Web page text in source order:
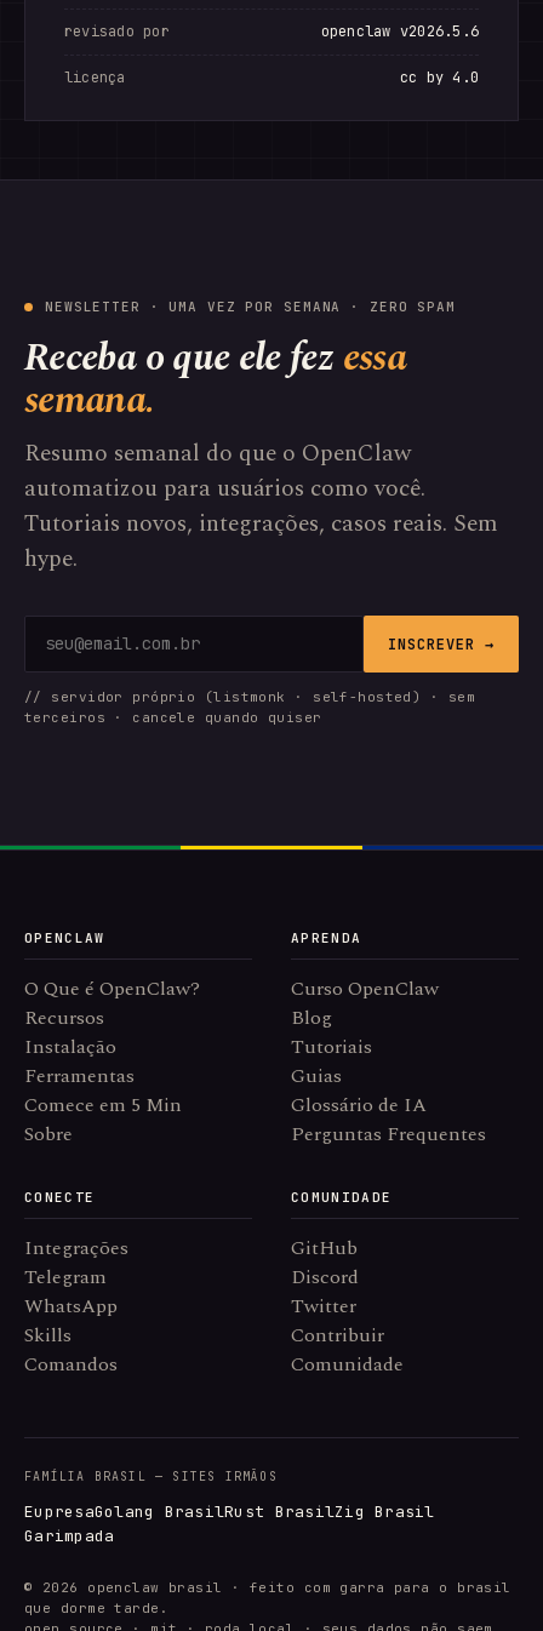
revisado por openclaw v2026.5.6
licença cc by 4.0
NEWSLETTER · UMA VEZ POR SEMANA · ZERO SPAM
Receba o que ele fezessa
semana.
Resumo semanal do que o OpenClaw
automatizou para usuários como você.
Tutoriais novos, integrações, casos reais. Sem
hype.
INSCREVER →
// servidor próprio (listmonk · self-hosted) · sem
terceiros · cancele quando quiser
OPENCLAW
O Que é OpenClaw?
Recursos
Instalação
Ferramentas
Comece em 5 Min
Sobre
APRENDA
Curso OpenClaw
Blog
Tutoriais
Guias
Glossário de IA
Perguntas Frequentes
CONECTE
Integrações
Telegram
WhatsApp
Skills
Comandos
COMUNIDADE
GitHub
Discord
Twitter
Contribuir
Comunidade
FAMÍLIA BRASIL — SITES IRMÃOS
EupresaGolang BrasilRust BrasilZig Brasil
Garimpada
© 2026 openclaw brasil · feito com garra para o brasil
que dorme tarde.